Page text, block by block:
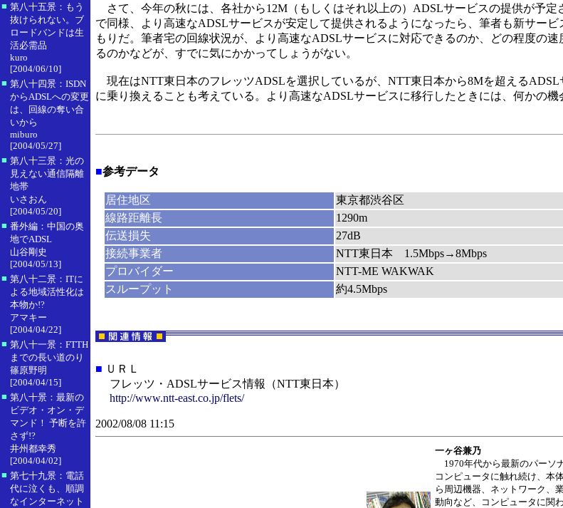
■ 第八十五景：もう
抜けられない。ブ
ロードバンドは生
活必需品
kuro
[2004/06/10]
■ 第八十四景：ISDN
からADSLへの変更
は、回線の奪い合
いから
miburo
[2004/05/27]
■ 第八十三景：光の
見えない通信隔離
地帯
いさおん
[2004/05/20]
■ 番外編：中国の奥
地でADSL
山谷剛史
[2004/05/13]
■ 第八十二景：ITに
よる地域活性化は
本物か!?
アマキー
[2004/04/22]
■ 第八十一景：FTTH
までの長い道のり
篠原野明
[2004/04/15]
■ 第八十景：最新の
ビデオ・オン・デ
マンド！ 予断を許
さず!?
井州都幸秀
[2004/04/02]
■ 第七十九景：電話
代に泣くも、順調
なインターネット
さて、今年の秋には、各社から12M（もしくはそれ以上の）ADSLサービスの提供が予定
で同様、より高速なADSLサービスが安定して提供されるようになったら、筆者も新サービ
もりだ。筆者宅の回線状況が、より高速なADSLサービスに対応できるのか、どの程度の速
るのかなどが、すでに気にかかってしょうがない。
現在はNTT東日本のフレッツADSLを選択しているが、NTT東日本から8Mを超える
に乗り換えることも考えている。より高速なADSLサービスに移行したときには、何かの機
■参考データ
居住地区
東京都渋谷区
線路距離長
1290m
伝送損失
27dB
接続事業者
NTT東日本 1.5Mbps→8Mbps
プロバイダー
NTT-ME WAKWAK
スループット
約4.5Mbps
■ ＵＲＬ
フレッツ・ADSLサービス情報（NTT東日本）
http://www.ntt-east.co.jp/flets/
2002/08/08 11:15
一ヶ谷兼乃
1970年代から最新のパーソ
コンピュータに触れ続け、本
ら周辺機器、ネットワーク、
動向など、コンピュータに関